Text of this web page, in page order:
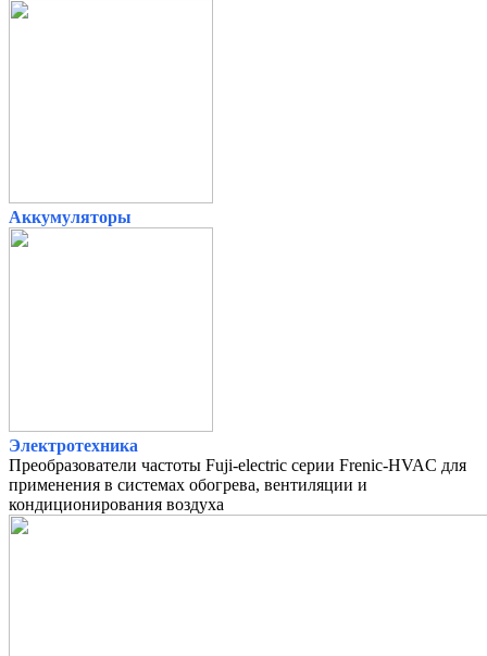
Аккумуляторы
Электротехника
Преобразователи частоты Fuji-electric серии Frenic-HVAC для
применения в системах обогрева, вентиляции и
кондиционирования воздуха